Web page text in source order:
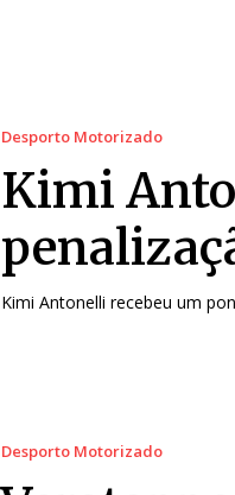
Desporto Motorizado
Kimi
Kimi Antonelli recebeu um
Desporto Motorizado